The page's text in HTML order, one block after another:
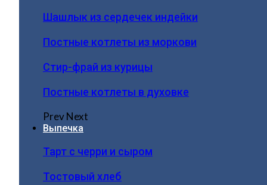
Шашлык из сердечек индейки
Постные котлеты из моркови
Стир-фрай из курицы
Постные котлеты в духовке
PrevNext
Выпечка
Тарт с черри и сыром
Тостовый хлеб